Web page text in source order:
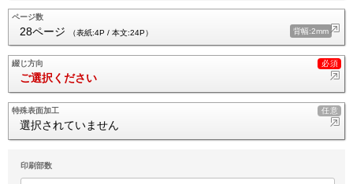
ページ数
28ページ （表紙:4P / 本文:24P） 背幅:2mm
綴じ方向
ご選択ください
特殊表面加工
選択されていません
印刷部数